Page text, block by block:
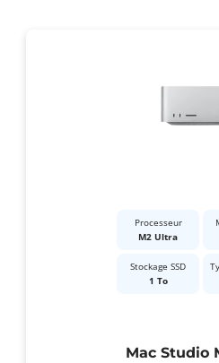
Processeur
M2 Ultra
Stockage SSD
1 To
Mac Studio